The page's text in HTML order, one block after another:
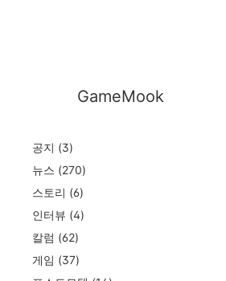
GameMook
공지 (3)
뉴스 (270)
스토리 (6)
인터뷰 (4)
칼럼 (62)
게임 (37)